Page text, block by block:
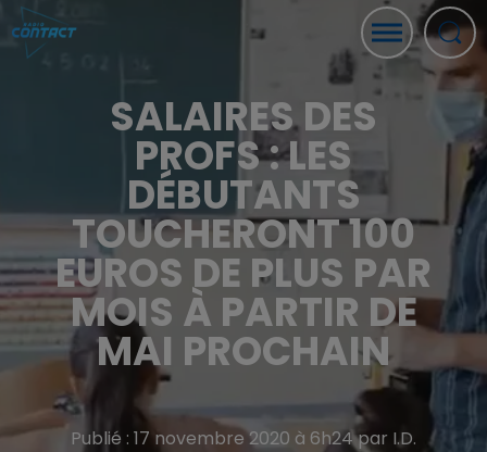
SALAIRES DES
PROFS : LES
DÉBUTANTS
TOUCHERONT 100
EUROS DE PLUS PAR
MOIS À PARTIR DE
MAI PROCHAIN
Publié : 17 novembre 2020 à 6h24 par I.D.